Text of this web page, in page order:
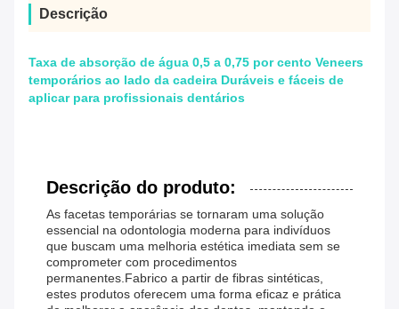
Descrição
Taxa de absorção de água 0,5 a 0,75 por cento Veneers
temporários ao lado da cadeira Duráveis e fáceis de
aplicar para profissionais dentários
Descrição do produto:
As facetas temporárias se tornaram uma solução
essencial na odontologia moderna para indivíduos
que buscam uma melhoria estética imediata sem se
comprometer com procedimentos
permanentes.Fabrico a partir de fibras sintéticas,
estes produtos oferecem uma forma eficaz e prática